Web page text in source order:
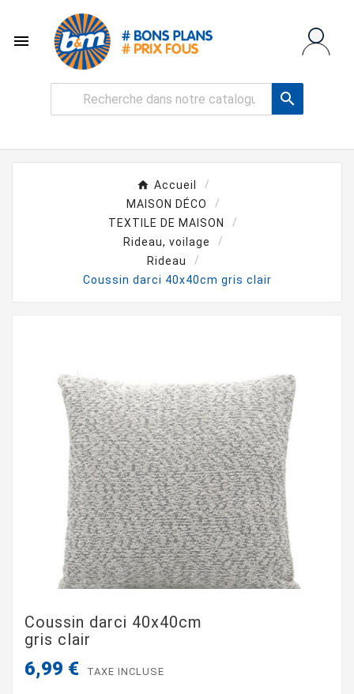


Accueil
MAISON DÉCO
TEXTILE DE MAISON
Rideau, voilage
Rideau
Coussin darci 40x40cm gris clair
Coussin darci 40x40cm
gris clair
6,99 € TAXE INCLUSE